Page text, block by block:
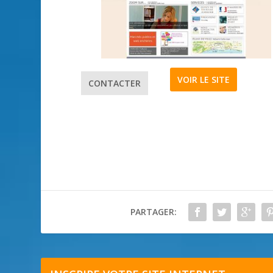
CONTACTER VOIR LE SITE
PARTAGER: